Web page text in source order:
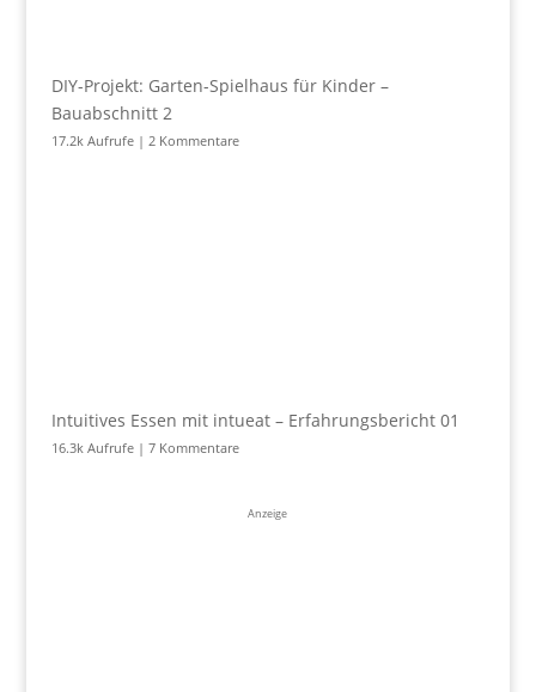
DIY-Projekt: Garten-Spielhaus für Kinder –
Bauabschnitt 2
17.2k Aufrufe| 2 Kommentare
Intuitives Essen mit intueat – Erfahrungsbericht 01
16.3k Aufrufe| 7 Kommentare
Anzeige